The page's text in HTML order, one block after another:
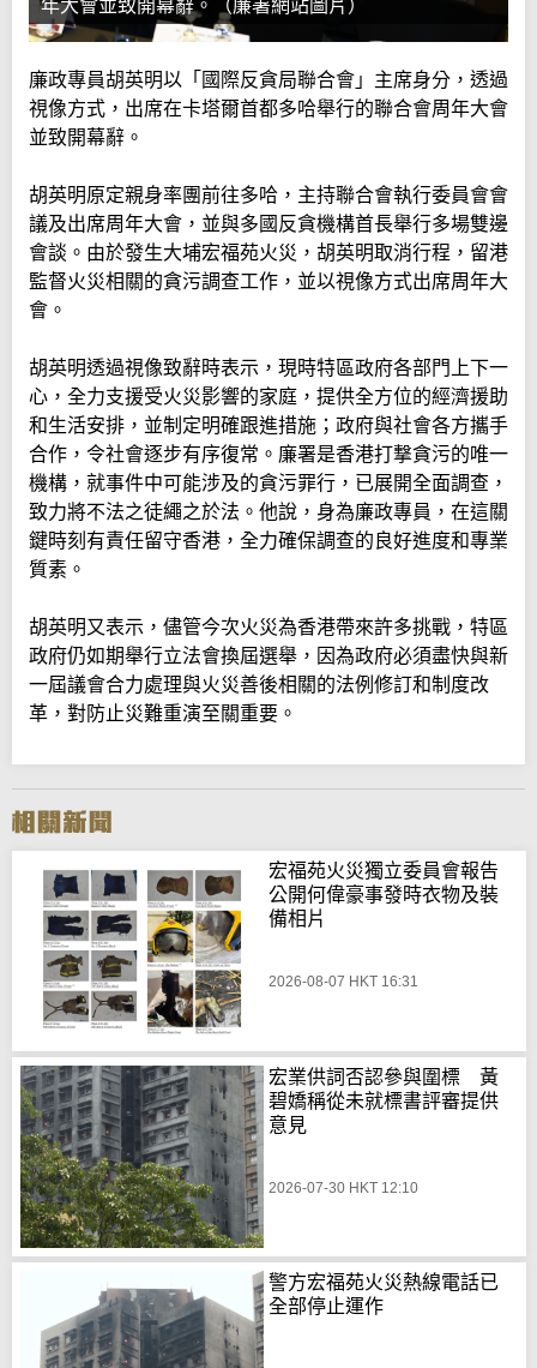
年大會並致開幕辭。（廉署網站圖片）
廉政專員胡英明以「國際反貪局聯合會」主席身分，透過
視像方式，出席在卡塔爾首都多哈舉行的聯合會周年大會
並致開幕辭。
胡英明原定親身率團前往多哈，主持聯合會執行委員會會
議及出席周年大會，並與多國反貪機構首長舉行多場雙邊
會談。由於發生大埔宏福苑火災，胡英明取消行程，留港
監督火災相關的貪污調查工作，並以視像方式出席周年大
會。
胡英明透過視像致辭時表示，現時特區政府各部門上下一
心，全力支援受火災影響的家庭，提供全方位的經濟援助
和生活安排，並制定明確跟進措施；政府與社會各方攜手
合作，令社會逐步有序復常。廉署是香港打撃貪污的唯一
機構，就事件中可能涉及的貪污罪行，已展開全面調查，
致力將不法之徒繩之於法。他說，身為廉政專員，在這關
鍵時刻有責任留守香港，全力確保調查的良好進度和專業
質素。
胡英明又表示，儘管今次火災為香港帶來許多挑戰，特區
政府仍如期舉行立法會換屆選舉，因為政府必須盡快與新
一屆議會合力處理與火災善後相關的法例修訂和制度改
革，對防止災難重演至關重要。
宏福苑火災獨立委員會報告
公開何偉豪事發時衣物及裝
備相片
2026-08-07 HKT 16:31
宏業供詞否認參與圍標 黃
碧嬌稱從未就標書評審提供
意見
2026-07-30 HKT 12:10
警方宏福苑火災熱線電話已
全部停止運作